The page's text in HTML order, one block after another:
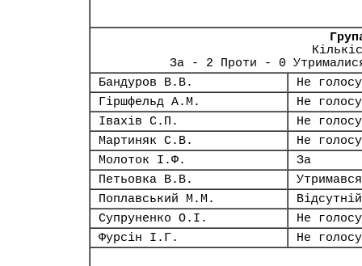
За - 2 Проти - 0
Бандуров В.В.
Не
Гіршфельд А.М.
Не
Івахів С.П.
Не
Мартиняк С.В.
Не
Молоток І.Ф.
За
Петьовка В.В.
Утримався
Поплавський М.М.
Відсутній
Супруненко О.І.
Не
Фурсін І.Г.
Не